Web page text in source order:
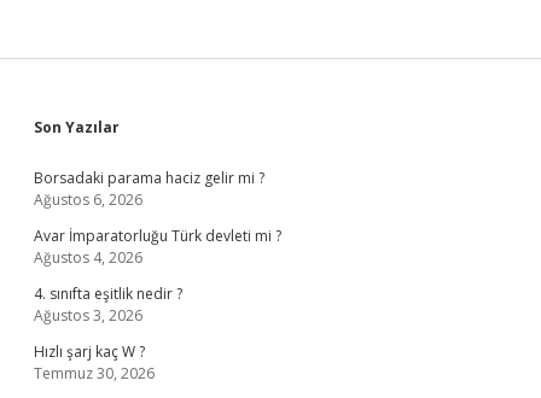
Sidebar
Son Yazılar
Borsadaki parama haciz gelir mi ?
Ağustos 6, 2026
Avar İmparatorluğu Türk devleti mi ?
Ağustos 4, 2026
4. sınıfta eşitlik nedir ?
Ağustos 3, 2026
Hızlı şarj kaç W ?
Temmuz 30, 2026